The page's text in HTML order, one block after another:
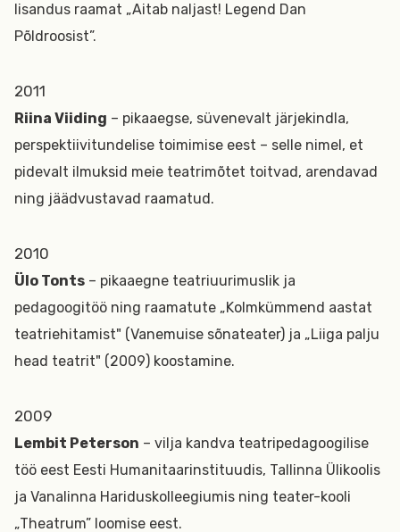
lisandus raamat „Aitab naljast! Legend Dan
Põldroosist”.
2011
Riina Viiding – pikaaegse, süvenevalt järjekindla,
perspektiivitundelise toimimise eest – selle nimel, et
pidevalt ilmuksid meie teatrimõtet toitvad, arendavad
ning jäädvustavad raamatud.
2010
Ülo Tonts – pikaaegne teatriuurimuslik ja
pedagoogitöö ning raamatute „Kolmkümmend aastat
teatriehitamist" (Vanemuise sõnateater) ja „Liiga palju
head teatrit" (2009) koostamine.
2009
Lembit Peterson – vilja kandva teatripedagoogilise
töö eest Eesti Humanitaarinstituudis, Tallinna Ülikoolis
ja Vanalinna Hariduskolleegiumis ning teater-kooli
„Theatrum” loomise eest.